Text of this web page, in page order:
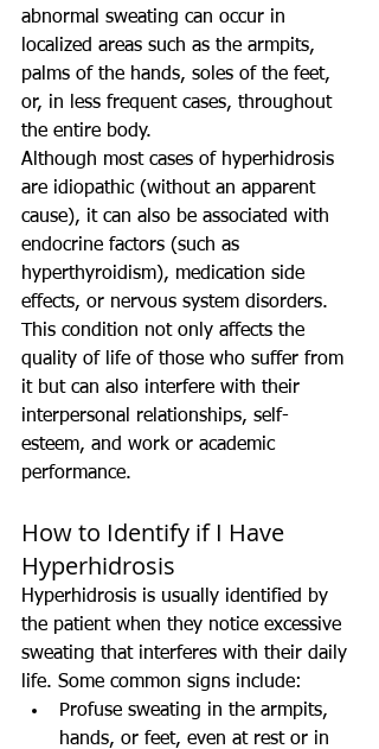
abnormal sweating can occur in
localized areas such as the armpits,
palms of the hands, soles of the feet,
or, in less frequent cases, throughout
the entire body.
Although most cases of hyperhidrosis
are idiopathic (without an apparent
cause), it can also be associated with
endocrine factors (such as
hyperthyroidism), medication side
effects, or nervous system disorders.
This condition not only affects the
quality of life of those who suffer from
it but can also interfere with their
interpersonal relationships, self-
esteem, and work or academic
performance.
How to Identify if I Have
Hyperhidrosis
Hyperhidrosis is usually identified by
the patient when they notice excessive
sweating that interferes with their daily
life. Some common signs include:
Profuse sweating in the armpits,
hands, or feet, even at rest or in